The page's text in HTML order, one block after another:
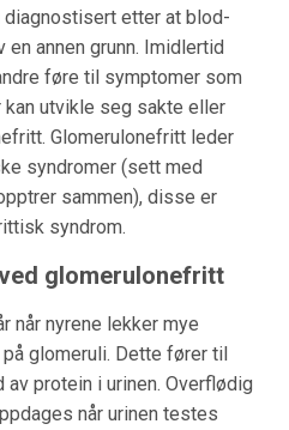
etter at blod-
annen grunn. Imidlertid
føre til symptomer som
kan utvikle seg sakte eller
Glomerulonefritt leder
syndromer (sett med
sammen), disse er
syndrom.
glomerulonefritt
når nyrene lekker mye
glomeruli. Dette fører til
protein i urinen. Overflødig
når urinen testes